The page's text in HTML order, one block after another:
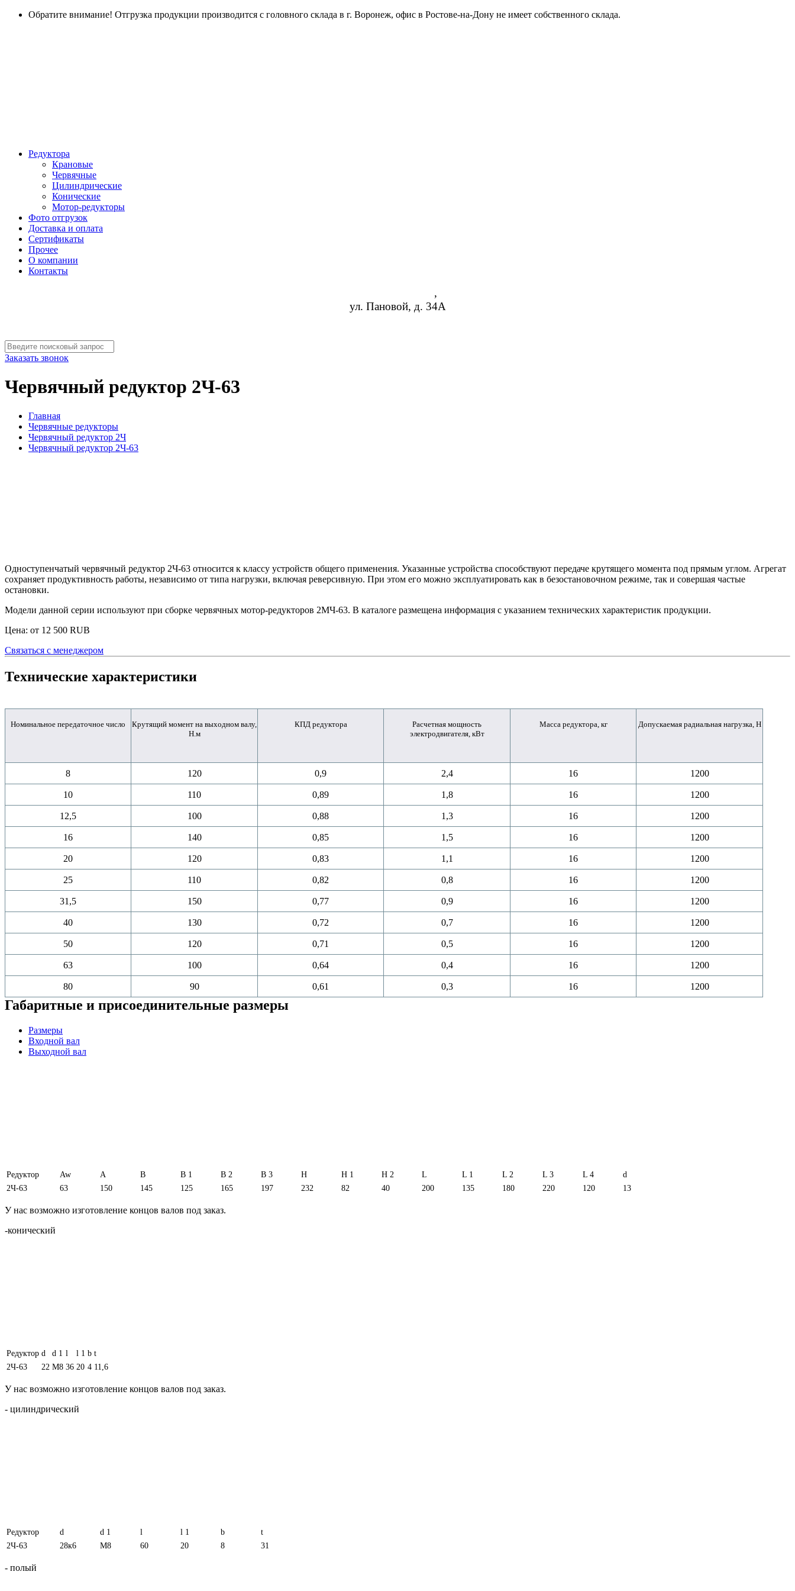
Обратите внимание! Отгрузка продукции производится с головного склада в г. Воронеж, офис в Ростове-на-Дону не имеет собственного склада.
Редуктора
Крановые
Червячные
Цилиндрические
Конические
Мотор-редукторы
Фото отгрузок
Доставка и оплата
Сертификаты
Прочее
О компании
Контакты
,
ул. Пановой, д. 34А
Заказать звонок
Червячный редуктор 2Ч-63
Главная
Червячные редукторы
Червячный редуктор 2Ч
Червячный редуктор 2Ч-63
Одноступенчатый червячный редуктор 2Ч-63 относится к классу устройств общего применения. Указанные устройства способствуют передаче крутящего момента под прямым углом. Агрегат
сохраняет продуктивность работы, независимо от типа нагрузки, включая реверсивную. При этом его можно эксплуатировать как в безостановочном режиме, так и совершая частые
остановки.
Модели данной серии используют при сборке червячных мотор-редукторов 2МЧ-63. В каталоге размещена информация с указанием технических характеристик продукции.
Цена: от 12 500 RUB
Связаться с менеджером
Технические характеристики
Номинальное передаточное число
Крутящий момент на выходном валу,
Н.м
КПД редуктора
Расчетная мощность
электродвигателя, кВт
Масса редуктора, кг Допускаемая радиальная нагрузка, Н
8 120 0,9 2,4 16 1200
10 110 0,89 1,8 16 1200
12,5 100 0,88 1,3 16 1200
16 140 0,85 1,5 16 1200
20 120 0,83 1,1 16 1200
25 110 0,82 0,8 16 1200
31,5 150 0,77 0,9 16 1200
40 130 0,72 0,7 16 1200
50 120 0,71 0,5 16 1200
63 100 0,64 0,4 16 1200
80 90 0,61 0,3 16 1200
Габаритные и присоединительные размеры
Размеры
Входной вал
Выходной вал
Редуктор Aw A B B 1 B 2 B 3 H H 1 H 2 L L 1 L 2 L 3 L 4
d
2Ч-63
63 150 145 125 165 197 232 82 40 200 135 180 220 120 13
У нас возможно изготовление концов валов под заказ.
-конический
Редуктор d d 1 l l 1 b t
2Ч-63
22 М8 36 20 4 11,6
У нас возможно изготовление концов валов под заказ.
- цилиндрический
Редуктор d d 1 l l 1 b
t
2Ч-63
28к6 М8 60 20 8 31
- полый